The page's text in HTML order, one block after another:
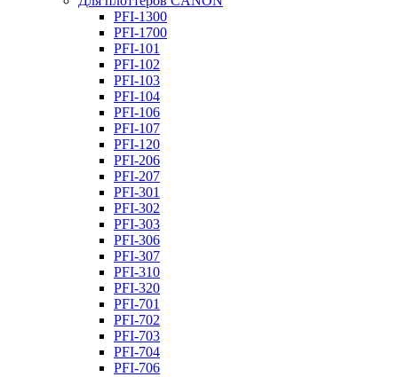
PFI-1300
PFI-1700
PFI-101
PFI-102
PFI-103
PFI-104
PFI-106
PFI-107
PFI-120
PFI-206
PFI-207
PFI-301
PFI-302
PFI-303
PFI-306
PFI-307
PFI-310
PFI-320
PFI-701
PFI-702
PFI-703
PFI-704
PFI-706